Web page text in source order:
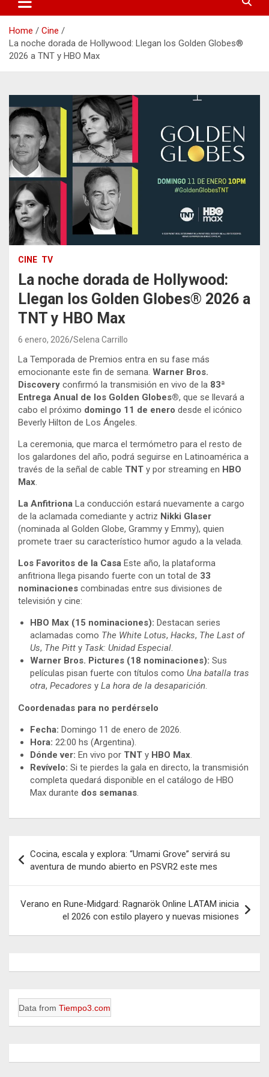
Home
Cine
La noche dorada de Hollywood: Llegan los Golden Globes®
2026 a TNT y HBO Max
CINE TV
La noche dorada de Hollywood:
Llegan los Golden Globes® 2026 a
TNT y HBO Max
6 enero, 2026 Selena Carrillo
La Temporada de Premios entra en su fase más
emocionante este fin de semana. Warner Bros.
Discovery confirmó la transmisión en vivo de la 83ª
Entrega Anual de los Golden Globes®, que se llevará a
cabo el próximo domingo 11 de enero desde el icónico
Beverly Hilton de Los Ángeles.
La ceremonia, que marca el termómetro para el resto de
los galardones del año, podrá seguirse en Latinoamérica a
través de la señal de cable TNT y por streaming en HBO
Max.
La Anfitriona La conducción estará nuevamente a cargo
de la aclamada comediante y actriz Nikki Glaser
(nominada al Golden Globe, Grammy y Emmy), quien
promete traer su característico humor agudo a la velada.
Los Favoritos de la Casa Este año, la plataforma
anfitriona llega pisando fuerte con un total de 33
nominaciones combinadas entre sus divisiones de
televisión y cine:
HBO Max (15 nominaciones): Destacan series
aclamadas como The White Lotus, Hacks, The Last of
Us, The Pitt y Task: Unidad Especial.
Warner Bros. Pictures (18 nominaciones): Sus
películas pisan fuerte con títulos como Una batalla tras
otra, Pecadores y La hora de la desaparición.
Coordenadas para no perdérselo
Fecha: Domingo 11 de enero de 2026.
Hora: 22:00 hs (Argentina).
Dónde ver: En vivo por TNT y HBO Max.
Revívelo: Si te pierdes la gala en directo, la transmisión
completa quedará disponible en el catálogo de HBO
Max durante dos semanas.
de
entradas
Cocina, escala y explora: “Umami Grove” servirá su
aventura de mundo abierto en PSVR2 este mes
Verano en Rune-Midgard: Ragnarök Online LATAM inicia
el 2026 con estilo playero y nuevas misiones
Data from Tiempo3.com